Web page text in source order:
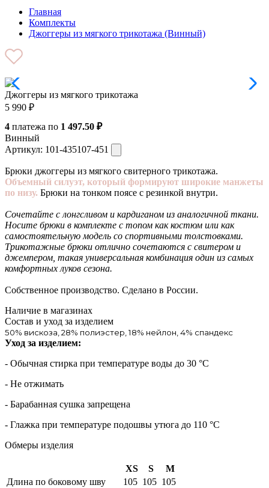
Главная
Комплекты
Джоггеры из мягкого трикотажа (Винный)
Джоггеры из мягкого трикотажа
5 990 ₽
4 платежа по 1 497.50 ₽
Винный
Артикул: 101-435107-451
Брюки джоггеры из мягкого свитерного трикотажа.
Объемный силуэт, который формируют широкие манжеты
по низу. Брюки на тонком поясе с резинкой внутри.
Сочетайте с лонгсливом и кардиганом из аналогичной ткани.
Носите брюки в комплекте с топом как костюм или как
самостоятельную модель со спортивными толстовками.
Трикотажные брюки отлично сочетаются с свитером и
джемпером, такая универсальная комбинация один из самых
комфортных луков сезона.
Собственное производство. Сделано в России.
Наличие в магазинах
Состав и уход за изделием
50% вискоза, 28% полиэстер, 18% нейлон, 4% спандекс
Уход за изделием:
- Обычная стирка при температуре воды до 30 °C
- Не отжимать
- Барабанная сушка запрещена
- Глажка при температуре подошвы утюга до 110 °C
Обмеры изделия
XS S
M
Длина по боковому шву
105 105 105